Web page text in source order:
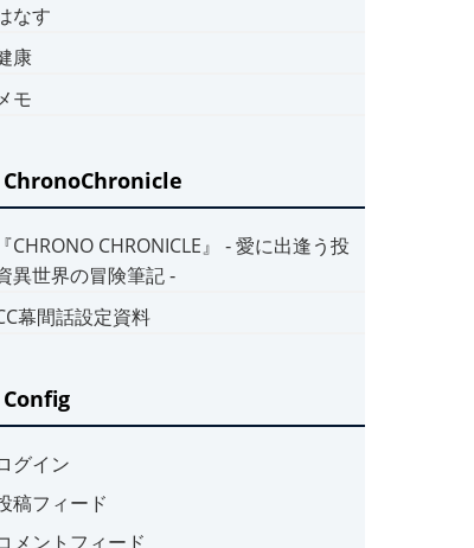
なす
康
モ
ChronoChronicle
『CHRONO CHRONICLE』 ‐ 愛に出逢う投
異世界の冒険筆記 ‐
幕間話設定資料
Config
グイン
稿フィード
メントフィード